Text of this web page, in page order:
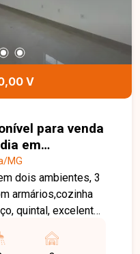
V
para venda
em
MG
dois ambientes, 3
armários,cozinha
quintal, excelente